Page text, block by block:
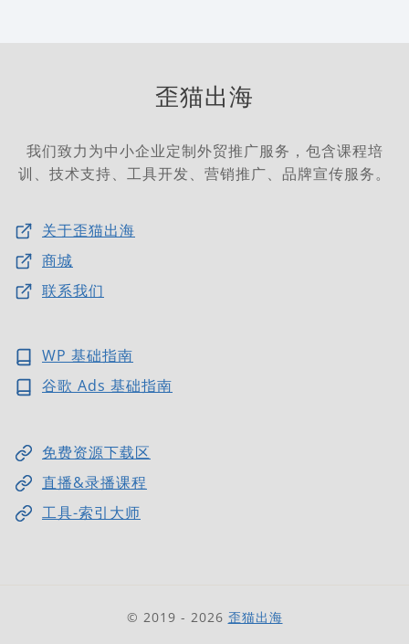
歪猫出海
我们致力为中小企业定制外贸推广服务，包含课程培
训、技术支持、工具开发、营销推广、品牌宣传服务。
关于歪猫出海
商城
联系我们
WP 基础指南
谷歌 Ads 基础指南
免费资源下载区
直播&录播课程
工具-索引大师
© 2019 - 2026 歪猫出海